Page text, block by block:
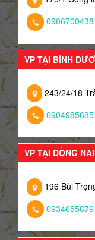
0906700438
VP TẠI BÌNH
243/24/18
0904985685
VP TẠI ĐỒNG NAI
196 Bùi
0934655679